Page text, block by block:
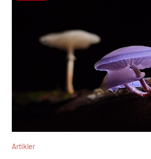
Artikler